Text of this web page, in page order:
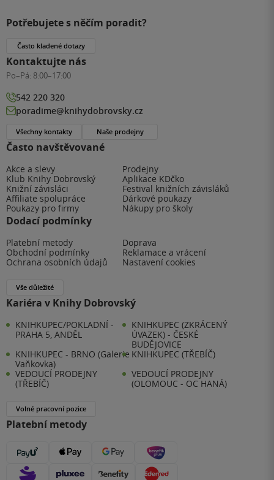
Často navštěvované
Akce a slevy
Prodejny
Klub Knihy Dobrovský
Aplikace KDčko
Knižní závisláci
Festival knižních závisláků
Affiliate spolupráce
Dárkové poukazy
Poukazy pro firmy
Nákupy pro školy
Dodací podmínky
Platební metody
Doprava
Obchodní podmínky
Reklamace a vrácení
Ochrana osobních údajů
Nastavení cookies
Vše důležité
Kariéra v Knihy Dobrovský
KNIHKUPEC/POKLADNÍ -
PRAHA 5, ANDĚL
KNIHKUPEC (ZKRÁCENÝ
ÚVAZEK) - ČESKÉ
BUDĚJOVICE
KNIHKUPEC - BRNO (Galerie
Vaňkovka)
KNIHKUPEC (TŘEBÍČ)
VEDOUCÍ PRODEJNY
(TŘEBÍČ)
VEDOUCÍ PRODEJNY
(OLOMOUC - OC HANÁ)
Volné pracovní pozice
Platební metody
Potřebujete s něčím poradit?
Často kladené dotazy
Kontaktujte nás
Po–Pá: 8:00–17:00
542 220 320
poradime@knihydobrovsky.cz
Všechny kontakty Naše prodejny